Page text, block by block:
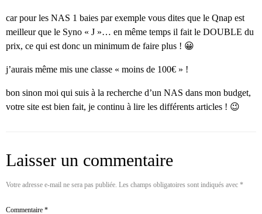
car pour les NAS 1 baies par exemple vous dites que le Qnap est
meilleur que le Syno « J »… en même temps il fait le DOUBLE du
prix, ce qui est donc un minimum de faire plus ! 😀
j’aurais même mis une classe « moins de 100€ » !
bon sinon moi qui suis à la recherche d’un NAS dans mon budget,
votre site est bien fait, je continu à lire les différents articles ! 😉
Laisser un commentaire
Votre adresse e-mail ne sera pas publiée. Les champs obligatoires sont indiqués avec *
Commentaire *